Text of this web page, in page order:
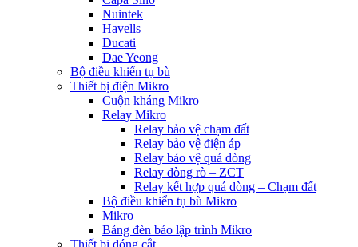
Nuintek
Havells
Ducati
Dae Yeong
Bộ điều khiển tụ bù
Thiết bị điện Mikro
Cuộn kháng Mikro
Relay Mikro
Relay bảo vệ chạm đất
Relay bảo vệ điện áp
Relay bảo vệ quá dòng
Relay dòng rò – ZCT
Relay kết hợp quá dòng – Chạm đất
Bộ điều khiển tụ bù Mikro
Mikro
Bảng đèn báo lập trình Mikro
Thiết bị đóng cắt